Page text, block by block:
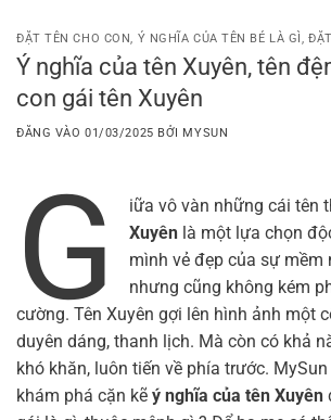
qua
nội
dung
ĐẶT TÊN CHO CON, Ý NGHĨA CỦA TÊN BÉ LÀ GÌ,
Ý nghĩa của tên Xuyên, tên
con gái tên Xuyên
ĐĂNG VÀO01/03/2025 BỞI MYSUN
G
iữa vô vàn những cái tên
Xuyên là một lựa chọn
mình vẻ đẹp của sự mềm
nhưng cũng không kém
cường. Tên Xuyên gợi lên hình ảnh một
duyên dáng, thanh lịch. Mà còn có khả
khó khăn, luôn tiến về phía trước.
khám phá cặn kẽ ý nghĩa của tên Xuyên